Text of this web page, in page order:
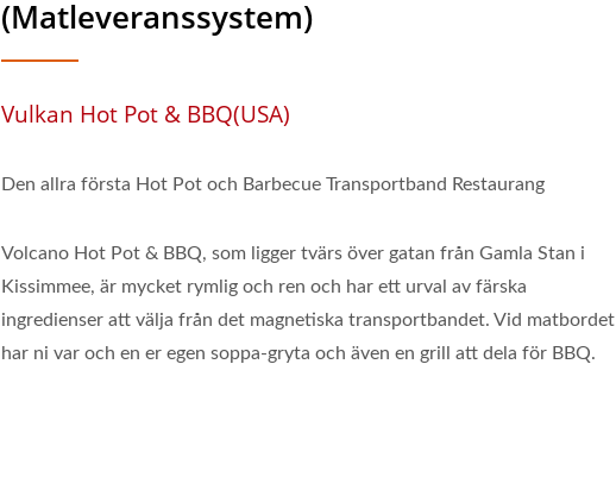
(Matleveranssystem)
Vulkan Hot Pot & BBQ(USA)
Den allra första Hot Pot och Barbecue Transportband Restaurang
Volcano Hot Pot & BBQ, som ligger tvärs över gatan från Gamla Stan i
Kissimmee, är mycket rymlig och ren och har ett urval av färska
ingredienser att välja från det magnetiska transportbandet. Vid matbordet
har ni var och en er egen soppa-gryta och även en grill att dela för BBQ.